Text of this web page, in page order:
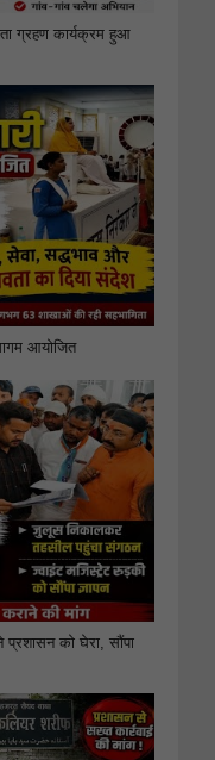
ग्रहण कार्यक्रम हुआ
आयोजित
को घेरा, सौंपा